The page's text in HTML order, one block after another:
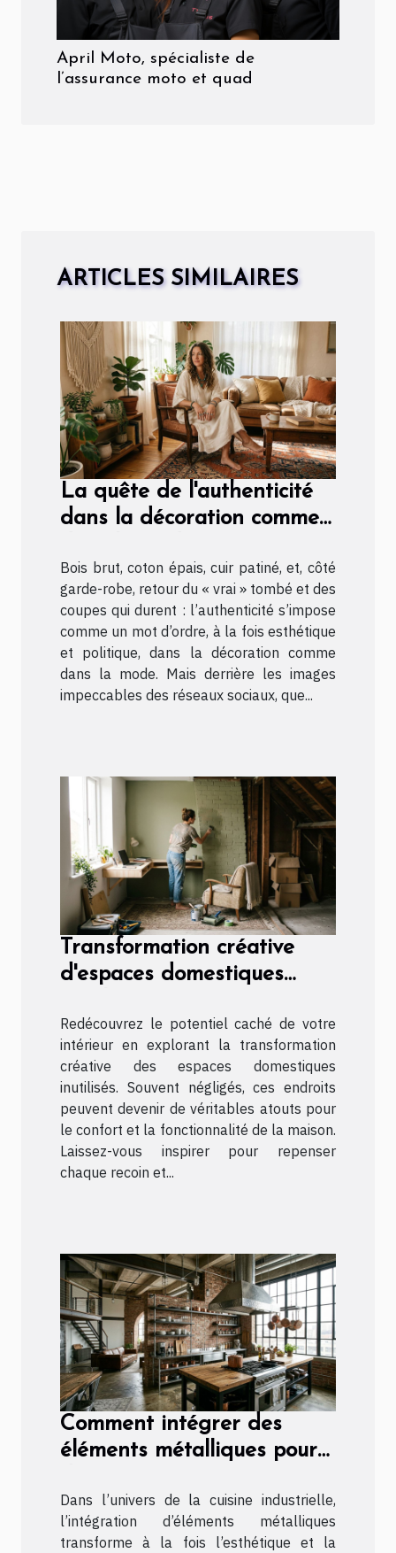
April Moto, spécialiste de
l’assurance moto et quad
ARTICLES SIMILAIRES
La quête de l'authenticité
dans la décoration comme
Bois brut, coton épais, cuir patiné, et, côté
garde-robe, retour du « vrai » tombé et des
coupes qui durent : l’authenticité s’impose
comme un mot d’ordre, à la fois esthétique
et politique, dans la décoration comme
dans la mode. Mais derrière les images
impeccables des réseaux sociaux, que...
Transformation créative
d'espaces domestiques
Redécouvrez le potentiel caché de votre
intérieur en explorant la transformation
créative des espaces domestiques
inutilisés. Souvent négligés, ces endroits
peuvent devenir de véritables atouts pour
le confort et la fonctionnalité de la maison.
Laissez-vous inspirer pour repenser
chaque recoin et...
Comment intégrer des
éléments métalliques pour
industrielle ?
Dans l’univers de la cuisine industrielle,
l’intégration d’éléments métalliques
transforme à la fois l’esthétique et la